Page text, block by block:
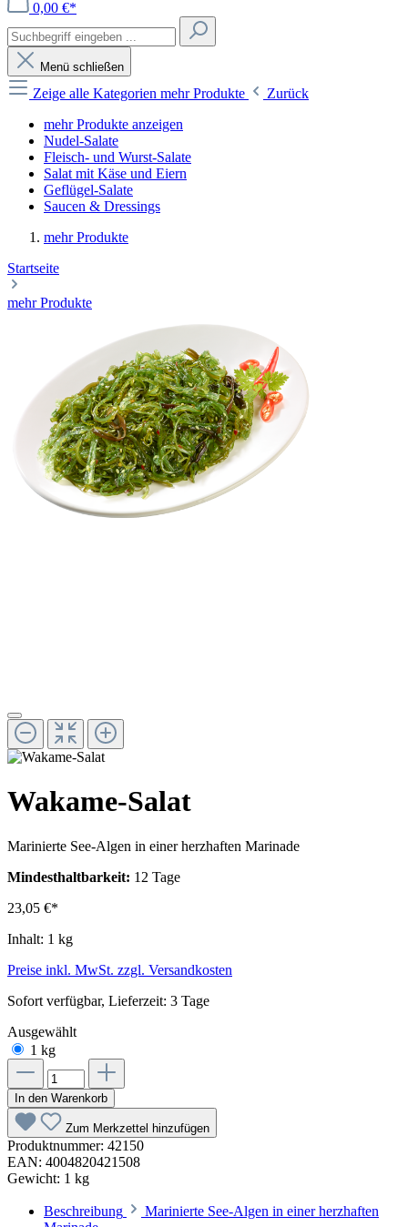
0,00 €*
Menü schließen
Zeige alle Kategorien mehr Produkte
Zurück
mehr Produkte anzeigen
Nudel-Salate
Fleisch- und Wurst-Salate
Salat mit Käse und Eiern
Geflügel-Salate
Saucen & Dressings
mehr Produkte
Startseite
mehr Produkte
Wakame-Salat
Marinierte See-Algen in einer herzhaften Marinade
Mindesthaltbarkeit: 12 Tage
23,05 €*
Inhalt: 1 kg
Preise inkl. MwSt. zzgl. Versandkosten
Sofort verfügbar, Lieferzeit: 3 Tage
Ausgewählt
1 kg
In den Warenkorb
Zum Merkzettel hinzufügen
Produktnummer: 42150
EAN: 4004820421508
Gewicht: 1 kg
Beschreibung
Marinierte See-Algen in einer herzhaften